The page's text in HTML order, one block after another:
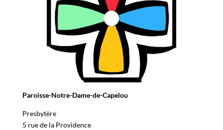
Paroisse-Notre-Dame-de-Capelou
Presbytère
5 rue de la Providence